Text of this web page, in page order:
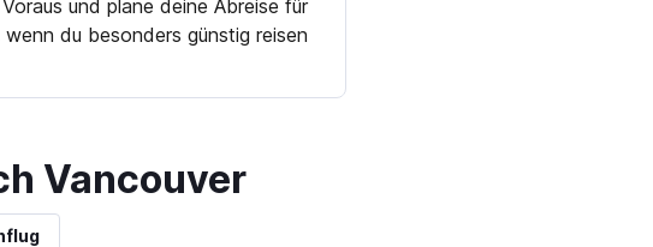
und plane deine Abreise für
du besonders günstig reisen
Vancouver